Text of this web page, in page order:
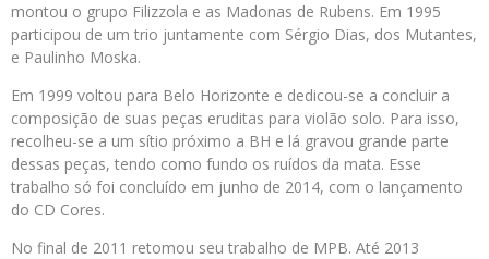
montou o grupo Filizzola e as Madonas de Rubens. Em 1995
participou de um trio juntamente com Sérgio Dias, dos Mutantes,
e Paulinho Moska.
Em 1999 voltou para Belo Horizonte e dedicou-se a concluir a
composição de suas peças eruditas para violão solo. Para isso,
recolheu-se a um sítio próximo a BH e lá gravou grande parte
dessas peças, tendo como fundo os ruídos da mata. Esse
trabalho só foi concluído em junho de 2014, com o lançamento
do CD Cores.
No final de 2011 retomou seu trabalho de MPB. Até 2013